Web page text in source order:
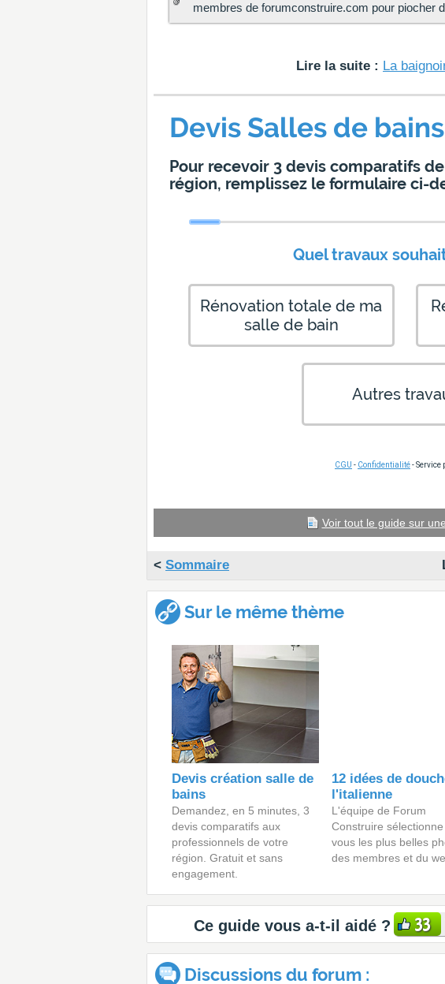
membres de forumconstruire.com pour piocher
Lire la suite : La
Devis Salles de bains
Pour recevoir 3 devis comparatifs
région, remplissez le formulaire ci-
Quel travaux
Rénovation totale de ma
salle de bain
Autres
CGU - Confidentialité- Service
Voir tout le guide sur
< Sommaire
Sur le même thème
Devis création salle de
bains
Demandez, en 5 minutes, 3
devis comparatifs aux
professionnels de votre
région. Gratuit et sans
engagement.
12 idées de
l'italienne
L'équipe de Forum
Construire
vous les plus belles
des membres et du
Ce guide vous a-t-il aidé ? 33
Discussions du forum :